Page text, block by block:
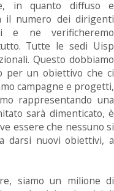
in quanto diffuso e
il numero dei dirigenti
e ne verificheremo
Tutte le sedi Uisp
Questo dobbiamo
per un obiettivo che ci
campagne e progetti,
rappresentando una
sarà dimenticato, è
essere che nessuno si
darsi nuovi obiettivi, a
siamo un milione di